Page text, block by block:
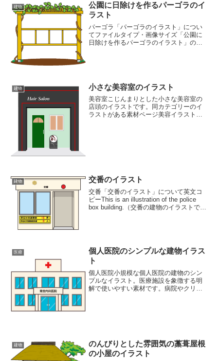
建物
公園に日除けを作るパーゴラのイ
ラスト
パーゴラ「パーゴラのイラスト」につい
てファイルタイプ・画像サイズ「公園に
日除けを作るパーゴラのイラスト」の画
建物 小さな美容室のイラスト
美容室こじんまりとした小さな美容室の
店頭のイラストです。同カテゴリーのイ
ラストがある素材ページ美容イラスト素
建物 交番のイラスト
交番「交番のイラスト」について英文コ
ピーThis is an illustration of the police
box building.（交番の建物のイラストで
医療
個人医院のシンプルな建物イラス
ト
個人医院小規模な個人医院の建物のシン
プルなイラスト。医療施設を象徴する明
解で使いやすい素材です。病院やクリニ
建物
のんびりとした雰囲気の藁葺屋根
の小屋のイラスト